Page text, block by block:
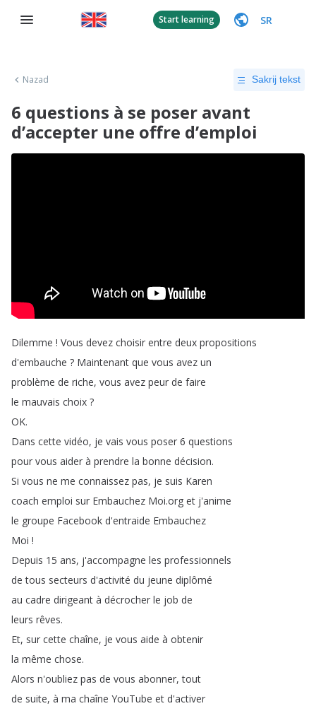
Start learning SR
Nazad Sakrij tekst
6 questions à se poser avant
d’accepter une offre d’emploi
Dilemme ! Vous devez choisir entre deux propositions
d'embauche ? Maintenant que vous avez un
problème de riche, vous avez peur de faire
le mauvais choix ?
OK.
Dans cette vidéo, je vais vous poser 6 questions
pour vous aider à prendre la bonne décision.
Si vous ne me connaissez pas, je suis Karen
coach emploi sur Embauchez Moi.org et j'anime
le groupe Facebook d'entraide Embauchez
Moi !
Depuis 15 ans, j'accompagne les professionnels
de tous secteurs d'activité du jeune diplômé
au cadre dirigeant à décrocher le job de
leurs rêves.
Et, sur cette chaîne, je vous aide à obtenir
la même chose.
Alors n'oubliez pas de vous abonner,tout
de suite, à ma chaîne YouTube et d'activer